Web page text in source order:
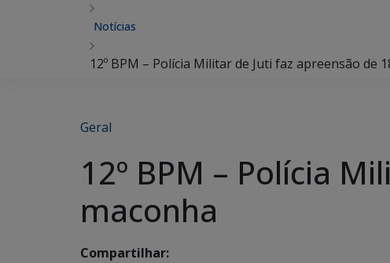
Notícias
12º BPM – Polícia Militar de Juti faz apreensão de
Geral
12º BPM – Polícia
maconha
Compartilhar: